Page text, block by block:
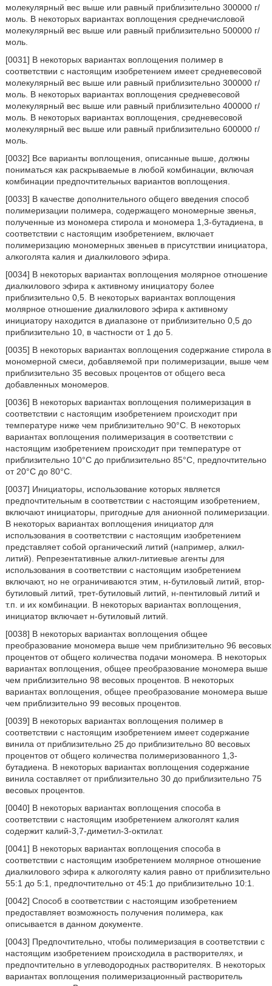
молекулярный вес выше или равный приблизительно 300000 г/
моль. В некоторых вариантах воплощения среднечисловой
молекулярный вес выше или равный приблизительно 500000 г/
моль.
[0031] В некоторых вариантах воплощения полимер в
соответствии с настоящим изобретением имеет средневесовой
молекулярный вес выше или равный приблизительно 300000 г/
моль. В некоторых вариантах воплощения средневесовой
молекулярный вес выше или равный приблизительно 400000 г/
моль. В некоторых вариантах воплощения, средневесовой
молекулярный вес выше или равный приблизительно 600000 г/
моль.
[0032] Все варианты воплощения, описанные выше, должны
пониматься как раскрываемые в любой комбинации, включая
комбинации предпочтительных вариантов воплощения.
[0033] В качестве дополнительного общего введения способ
полимеризации полимера, содержащего мономерные звенья,
полученные из мономера стирола и мономера 1,3-бутадиена, в
соответствии с настоящим изобретением, включает
полимеризацию мономерных звеньев в присутствии инициатора,
алкоголята калия и диалкилового эфира.
[0034] В некоторых вариантах воплощения молярное отношение
диалкилового эфира к активному инициатору более
приблизительно 0,5. В некоторых вариантах воплощения
молярное отношение диалкилового эфира к активному
инициатору находится в диапазоне от приблизительно 0,5 до
приблизительно 10, в частности от 1 до 5.
[0035] В некоторых вариантах воплощения содержание стирола в
мономерной смеси, добавляемой при полимеризации, выше чем
приблизительно 35 весовых процентов от общего веса
добавленных мономеров.
[0036] В некоторых вариантах воплощения полимеризация в
соответствии с настоящим изобретением происходит при
температуре ниже чем приблизительно 90°C. В некоторых
вариантах воплощения полимеризация в соответствии с
настоящим изобретением происходит при температуре от
приблизительно 10°C до приблизительно 85°C, предпочтительно
от 20°C до 80°C.
[0037] Инициаторы, использование которых является
предпочтительным в соответствии с настоящим изобретением,
включают инициаторы, пригодные для анионной полимеризации.
В некоторых вариантах воплощения инициатор для
использования в соответствии с настоящим изобретением
представляет собой органический литий (например, алкил-
литий). Репрезентативные алкил-литиевые агенты для
использования в соответствии с настоящим изобретением
включают, но не ограничиваются этим, н-бутиловый литий, втор-
бутиловый литий, трет-бутиловый литий, н-пентиловый литий и
т.п. и их комбинации. В некоторых вариантах воплощения,
инициатор включает н-бутиловый литий.
[0038] В некоторых вариантах воплощения общее
преобразование мономера выше чем приблизительно 96 весовых
процентов от общего количества подачи мономера. В некоторых
вариантах воплощения, общее преобразование мономера выше
чем приблизительно 98 весовых процентов. В некоторых
вариантах воплощения, общее преобразование мономера выше
чем приблизительно 99 весовых процентов.
[0039] В некоторых вариантах воплощения полимер в
соответствии с настоящим изобретением имеет содержание
винила от приблизительно 25 до приблизительно 80 весовых
процентов от общего количества полимеризованного 1,3-
бутадиена. В некоторых вариантах воплощения содержание
винила составляет от приблизительно 30 до приблизительно 75
весовых процентов.
[0040] В некоторых вариантах воплощения способа в
соответствии с настоящим изобретением алкоголят калия
содержит калий-3,7-диметил-3-октилат.
[0041] В некоторых вариантах воплощения способа в
соответствии с настоящим изобретением молярное отношение
диалкилового эфира к алкоголяту калия равно от приблизительно
55:1 до 5:1, предпочтительно от 45:1 до приблизительно 10:1.
[0042] Способ в соответствии с настоящим изобретением
предоставляет возможность получения полимера, как
описывается в данном документе.
[0043] Предпочтительно, чтобы полимеризация в соответствии с
настоящим изобретением происходила в растворителях, и
предпочтительно в углеводородных растворителях. В некоторых
вариантах воплощения полимеризационный растворитель